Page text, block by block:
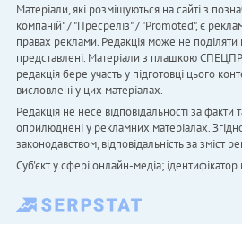
Матеріали, які розміщуються на сайті з
компаній" / "Пресреліз" / "Promoted", є
правах реклами. Редакція може не поділяти
представлені. Матеріали з плашкою
редакція бере участь у підготовці цього
висловлені у цих матеріалах.
Редакція не несе відповідальності за факти
оприлюднені у рекламних матеріалах.
законодавством, відповідальність за зміст
Cуб'єкт у сфері онлайн-медіа;